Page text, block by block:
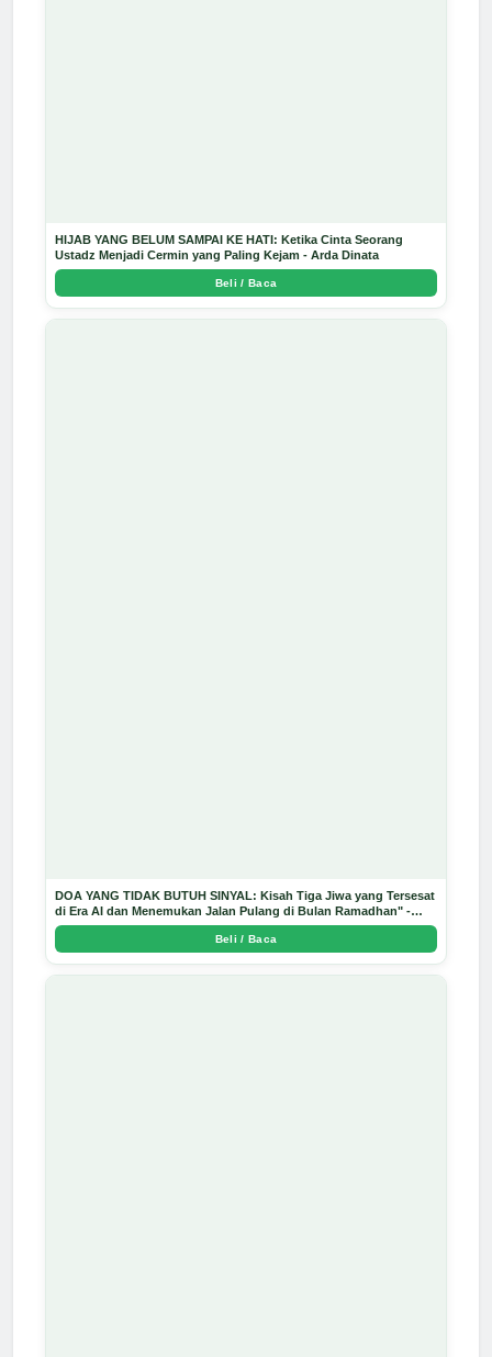
HIJAB YANG BELUM SAMPAI KE HATI: Ketika Cinta Seorang
Ustadz Menjadi Cermin yang Paling Kejam - Arda Dinata
Beli / Baca
DOA YANG TIDAK BUTUH SINYAL: Kisah Tiga Jiwa yang Tersesat
di Era AI dan Menemukan Jalan Pulang di Bulan Ramadhan" -
Arda Dinata
Beli / Baca